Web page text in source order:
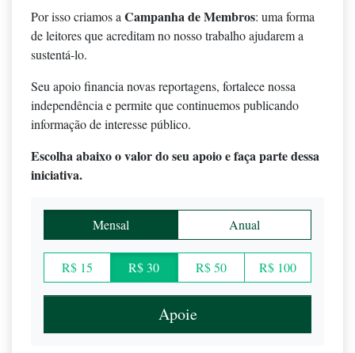
Por isso criamos aCampanha de Membros: uma forma
de leitores que acreditam no nosso trabalho ajudarem a
sustentá-lo.
Seu apoio financia novas reportagens, fortalece nossa
independência e permite que continuemos publicando
informação de interesse público.
Escolha abaixo o valor do seu apoio e faça parte dessa
iniciativa.
Mensal Anual
R$ 15 R$ 30 R$ 50 R$ 100
Apoie